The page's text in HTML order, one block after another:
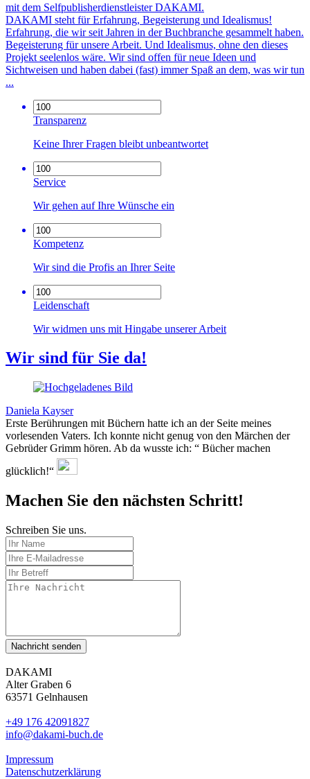
mit dem Selfpublisherdienstleister DAKAMI.
DAKAMI steht für Erfahrung, Begeisterung und Idealismus!
Erfahrung, die wir seit Jahren in der Buchbranche gesammelt haben.
Begeisterung für unsere Arbeit. Und Idealismus, ohne den dieses
Projekt seelenlos wäre. Wir sind offen für neue Ideen und
Sichtweisen und haben dabei (fast) immer Spaß an dem, was wir tun
...
Transparenz
Keine Ihrer Fragen bleibt unbeantwortet
Service
Wir gehen auf Ihre Wünsche ein
Kompetenz
Wir sind die Profis an Ihrer Seite
Leidenschaft
Wir widmen uns mit Hingabe unserer Arbeit
Wir sind für Sie da!
Daniela Kayser
Erste Berührungen mit Büchern hatte ich an der Seite meines
vorlesenden Vaters. Ich konnte nicht genug von den Märchen der
Gebrüder Grimm hören. Ab da wusste ich: “ Bücher machen
glücklich!“
Machen Sie den nächsten Schritt!
Schreiben Sie uns.
Nachricht senden
DAKAMI
Alter Graben 6
63571 Gelnhausen
+49 176 42091827
info@dakami-buch.de
Impressum
Datenschutzerklärung